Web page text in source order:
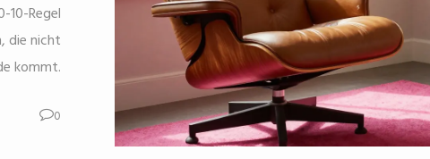
10-Regel
die nicht
kommt.
0